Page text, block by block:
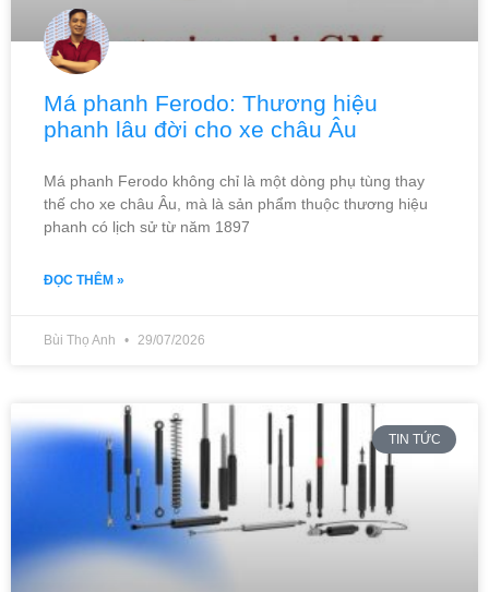
Má phanh Ferodo: Thương hiệu
phanh lâu đời cho xe châu Âu
Má phanh Ferodo không chỉ là một dòng phụ tùng thay
thế cho xe châu Âu, mà là sản phẩm thuộc thương hiệu
phanh có lịch sử từ năm 1897
ĐỌC THÊM »
Bùi Thọ Anh 29/07/2026
TIN TỨC